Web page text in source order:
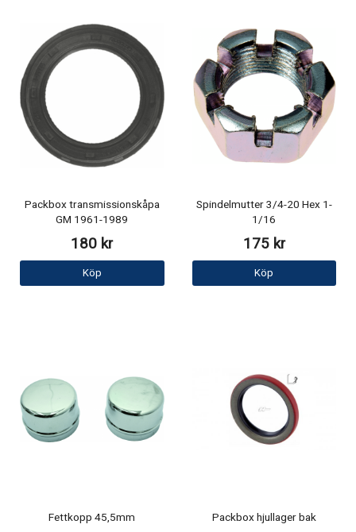
Packbox transmissionskåpa
GM 1961-1989
180 kr
Köp
Spindelmutter 3/4-20 Hex 1-
1/16
175 kr
Köp
Fettkopp 45,5mm Packbox hjullager bak